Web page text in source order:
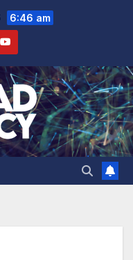
6:46 am